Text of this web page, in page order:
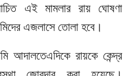
এই মামলার রায় ঘোষণা
এজলাসে তোলা হবে।
আদালতেএদিকে রায়কে কেন্দ্র